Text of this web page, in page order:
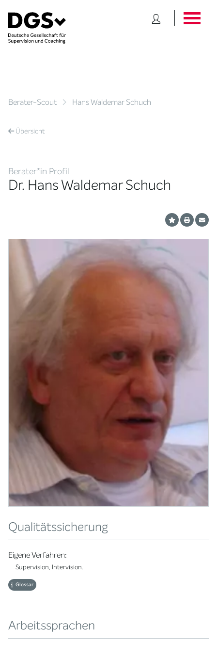
Berater-Scout Hans Waldemar Schuch
Übersicht
Berater*in Profil
Dr. Hans Waldemar Schuch
Qualitätssicherung
Eigene Verfahren:
Supervision, Intervision.
Glossar
Arbeitssprachen